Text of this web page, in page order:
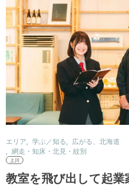
エリア 学ぶ／知る
広がる、北海道
網走・知床・北見・紋別
上川
教室を飛び出して起業